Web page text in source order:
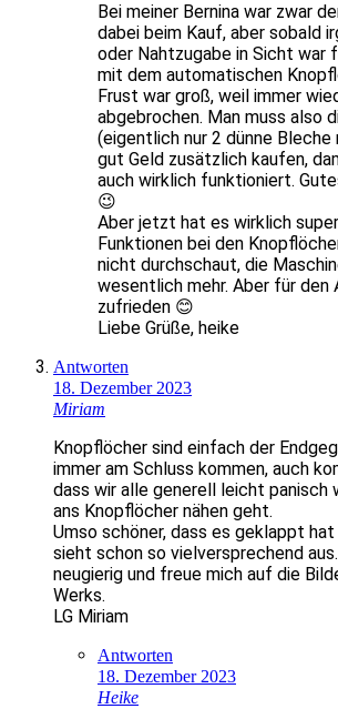
Bei meiner Bernina war zwar
dabei beim Kauf, aber sobald
oder Nahtzugabe in Sicht war
mit dem automatischen
Frust war groß, weil immer
abgebrochen. Man muss also
(eigentlich nur 2 dünne
gut Geld zusätzlich kaufen,
auch wirklich funktioniert.
😉
Aber jetzt hat es wirklich
Funktionen bei den
nicht durchschaut, die
wesentlich mehr. Aber für den
zufrieden 😊
Liebe Grüße, heike
Antworten
18. Dezember 2023
Miriam
Knopflöcher sind einfach der
immer am Schluss kommen, auch
dass wir alle generell leicht panisch
ans Knopflöcher nähen geht.
Umso schöner, dass es geklappt hat
sieht schon so vielversprechend
neugierig und freue mich auf die
Werks.
LG Miriam
Antworten
18. Dezember 2023
Heike